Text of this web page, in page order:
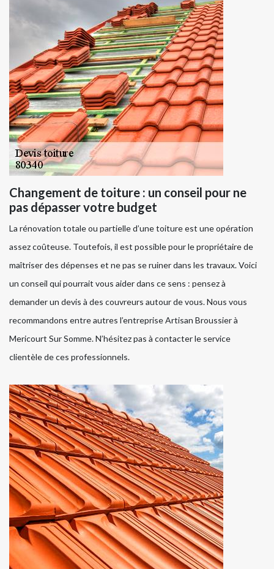
Changement de toiture : un conseil pour ne
pas dépasser votre budget
La rénovation totale ou partielle d’une toiture est une opération
assez coûteuse. Toutefois, il est possible pour le propriétaire de
maîtriser des dépenses et ne pas se ruiner dans les travaux. Voici
un conseil qui pourrait vous aider dans ce sens : pensez à
demander un devis à des couvreurs autour de vous. Nous vous
recommandons entre autres l’entreprise Artisan Broussier à
Mericourt Sur Somme. N’hésitez pas à contacter le service
clientèle de ces professionnels.